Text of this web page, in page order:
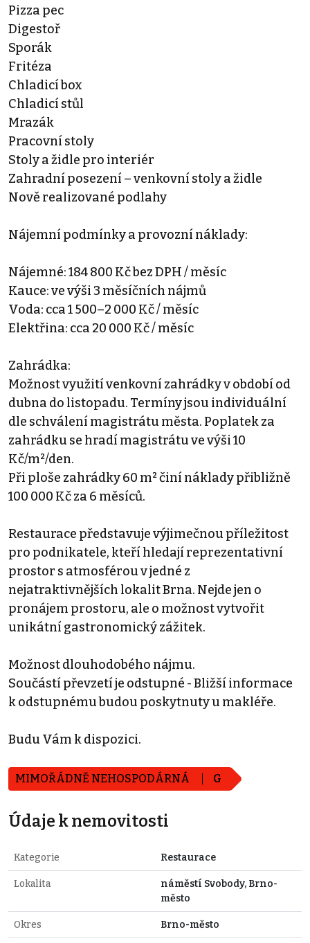
Pizza pec
Digestoř
Sporák
Fritéza
Chladicí box
Chladicí stůl
Mrazák
Pracovní stoly
Stoly a židle pro interiér
Zahradní posezení – venkovní stoly a židle
Nově realizované podlahy
Nájemní podmínky a provozní náklady:
Nájemné: 184 800 Kč bez DPH / měsíc
Kauce: ve výši 3 měsíčních nájmů
Voda: cca 1 500–2 000 Kč / měsíc
Elektřina: cca 20 000 Kč / měsíc
Zahrádka:
Možnost využití venkovní zahrádky v období od
dubna do listopadu. Termíny jsou individuální
dle schválení magistrátu města. Poplatek za
zahrádku se hradí magistrátu ve výši 10
Kč/m²/den.
Při ploše zahrádky 60 m² činí náklady přibližně
100 000 Kč za 6 měsíců.
Restaurace představuje výjimečnou příležitost
pro podnikatele, kteří hledají reprezentativní
prostor s atmosférou v jedné z
nejatraktivnějších lokalit Brna. Nejde jen o
pronájem prostoru, ale o možnost vytvořit
unikátní gastronomický zážitek.
Možnost dlouhodobého nájmu.
Součástí převzetí je odstupné - Bližší informace
k odstupnému budou poskytnuty u makléře.
Budu Vám k dispozici.
MIMOŘÁDNĚ NEHOSPODÁRNÁ G
Údaje k nemovitosti
Kategorie Restaurace
Lokalita
náměstí Svobody, Brno-
město
Okres Brno-město